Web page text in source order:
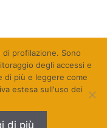
Tutti i diritti
profilazione. Sono
degli accessi e
di più e leggere come
estesa sull'uso dei
di più